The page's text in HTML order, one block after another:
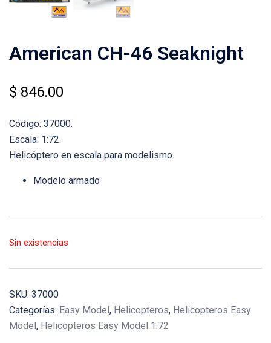
American CH-46 Seaknight
$ 846.00
Código: 37000.
Escala: 1:72.
Helicóptero en escala para modelismo.
Modelo armado
Sin existencias
SKU: 37000
Categorías: Easy Model, Helicopteros, Helicopteros Easy
Model, Helicopteros Easy Model 1:72